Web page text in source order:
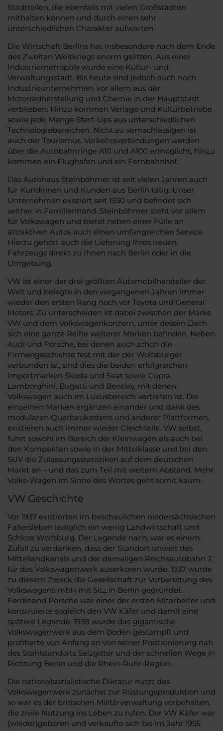
Stadtteilen, die ebenfalls mit vielen Großstädten
mithalten können und durch einen sehr
unterschiedlichen Charakter aufwarten.
Die Wirtschaft Berlins hat insbesondere nach dem Ende
des Zweiten Weltkriegs enorm gelitten. Aus einer
Industriemetropole wurde eine Kultur- und
Verwaltungsstadt. Bis heute sind jedoch auch noch
Industrieunternehmen, vor allem aus der
Motorradherstellung und Chemie in der Hauptstadt
verblieben. Hinzu kommen Verlage und Kulturbetriebe
sowie jede Menge Start-Ups aus unterschiedlichen
Technologiebereichen. Nicht zu vernachlässigen ist
auch der Tourismus. Verkehrsverbindungen werden
über die Autobahnringe A10 und A100 ermöglicht, hinzu
kommen ein Flughafen und ein Fernbahnhof.
Das Autohaus Steinböhmer ist seit vielen Jahren auch
für Kundinnen und Kunden aus Berlin tätig. Unser
Unternehmen existiert seit 1930 und befindet sich
seither in Familienhand. Steinböhmer steht vor allem
für Volkswagen und bietet neben einer Fülle an
attraktiven Autos auch einen umfangreichen Service.
Hierzu gehört auch die Lieferung Ihres neuen
Fahrzeugs direkt zu Ihnen nach Berlin oder in die
Umgebung.
VW ist einer der drei größten Automobilhersteller der
Welt und belegte in den vergangenen Jahren immer
wieder den ersten Rang noch vor Toyota und General
Motors. Zu unterscheiden ist dabei zwischen der Marke
VW und dem Volkswagenkonzern, unter dessen Dach
sich eine ganze Reihe weiterer Marken befinden. Neben
Audi und Porsche, bei denen auch schon die
Firmengeschichte fest mit der der Wolfsburger
verbunden ist, sind dies die beiden erfolgreichen
Importmarken Škoda und Seat sowie Cupra,
Lamborghini, Bugatti und Bentley, mit denen
Volkswagen auch im Luxusbereich vertreten ist. Die
einzelnen Marken ergänzen einander und dank des
modularen Querbaukastens und anderer Plattformen,
existieren auch immer wieder Gleichteile. VW selbst,
führt sowohl im Bereich der Kleinwagen als auch bei
den Kompakten sowie in der Mittelklasse und bei den
SUV die Zulassungsstatistiken auf dem deutschen
Markt an – und das zum Teil mit weitem Abstand. Mehr
Volks-Wagen im Sinne des Wortes geht somit kaum.
VW Geschichte
Vor 1937 existierten im beschaulichen niedersächsischen
Fallersleben lediglich ein wenig Landwirtschaft und
Schloss Wolfsburg. Der Legende nach, war es einem
Zufall zu verdanken, dass der Standort unweit des
Mittellandkanals und der damaligen Reichsautobahn 2
für das Volkswagenwerk auserkoren wurde. 1937 wurde
zu diesem Zweck die Gesellschaft zur Vorbereitung des
Volkswagens mbH mit Sitz in Berlin gegründet.
Ferdinand Porsche war einer der ersten Mitarbeiter und
konstruierte sogleich den VW Käfer und damit eine
spätere Legende. 1938 wurde das gigantische
Volkswagenwerk aus dem Boden gestampft und
profitierte von Anfang an von seiner Positionierung nah
des Stahlstandorts Salzgitter und der schnellen Wege in
Richtung Berlin und die Rhein-Ruhr-Region.
Die nationalsozialistische Diktatur nutzt das
Volkswagenwerk zunächst zur Rüstungsproduktion und
so war es der britischen Militärverwaltung vorbehalten,
die zivile Nutzung ins Leben zu rufen. Der VW Käfer war
(wieder)geboren und verkaufte sich bis ins Jahr 1955